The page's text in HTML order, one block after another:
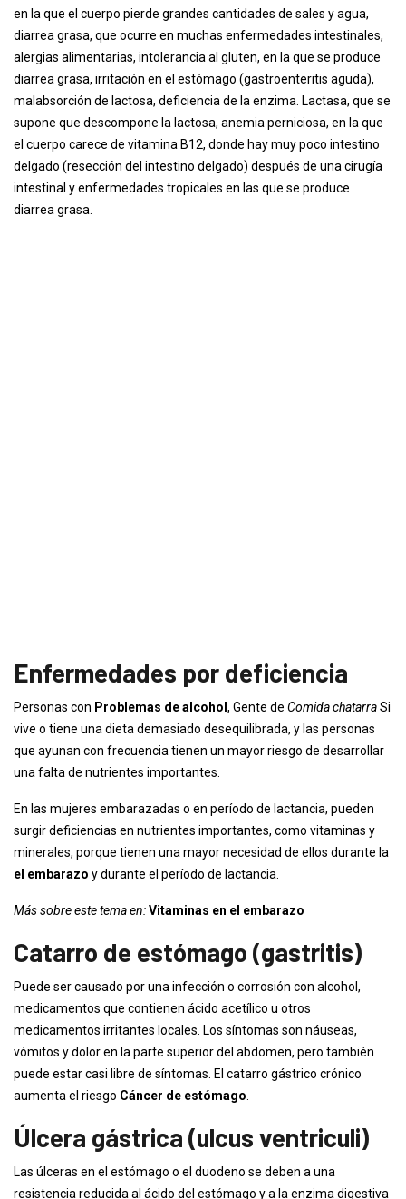
en la que el cuerpo pierde grandes cantidades de sales y agua,
diarrea grasa, que ocurre en muchas enfermedades intestinales,
alergias alimentarias, intolerancia al gluten, en la que se produce
diarrea grasa, irritación en el estómago (gastroenteritis aguda),
malabsorción de lactosa, deficiencia de la enzima. Lactasa, que se
supone que descompone la lactosa, anemia perniciosa, en la que
el cuerpo carece de vitamina B12, donde hay muy poco intestino
delgado (resección del intestino delgado) después de una cirugía
intestinal y enfermedades tropicales en las que se produce
diarrea grasa.
Enfermedades por deficiencia
Personas con Problemas de alcohol , Gente de Comida chatarraSi
vive o tiene una dieta demasiado desequilibrada, y las personas
que ayunan con frecuencia tienen un mayor riesgo de desarrollar
una falta de nutrientes importantes.
En las mujeres embarazadas o en período de lactancia, pueden
surgir deficiencias en nutrientes importantes, como vitaminas y
minerales, porque tienen una mayor necesidad de ellos durante la
el embarazo y durante el período de lactancia.
Más sobre este tema en:Vitaminas en el embarazo
Catarro de estómago (gastritis)
Puede ser causado por una infección o corrosión con alcohol,
medicamentos que contienen ácido acetílico u otros
medicamentos irritantes locales. Los síntomas son náuseas,
vómitos y dolor en la parte superior del abdomen, pero también
puede estar casi libre de síntomas. El catarro gástrico crónico
aumenta el riesgo Cáncer de estómago
Úlcera gástrica (ulcus ventriculi)
Las úlceras en el estómago o el duodeno se deben a una
resistencia reducida al ácido del estómago y a la enzima digestiva